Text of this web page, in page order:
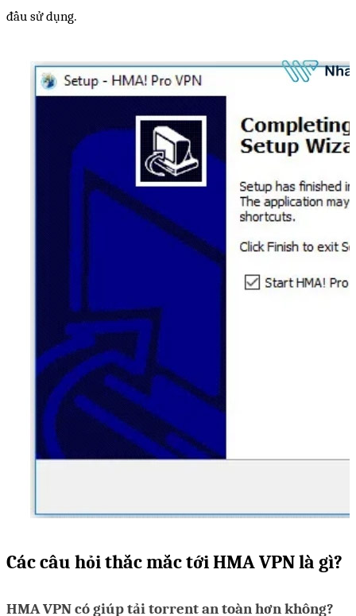
đầu sử dụng.
Các câu hỏi thắc mắc tới HMA VPN là gì?
HMA VPN có giúp tải torrent an toàn hơn không?